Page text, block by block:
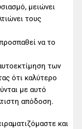
μειώνει
τους
να το
των
ότι καλύτερο
με αυτό
απόδοση.
και